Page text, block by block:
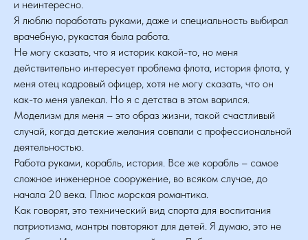
и неинтересно.
Я люблю поработать руками, даже и специальность выбирал
врачебную, рукастая была работа.
Не могу сказать, что я историк какой-то, но меня
действительно интересует проблема флота, история флота, у
меня отец кадровый офицер, хотя не могу сказать, что он
как-то меня увлекал. Но я с детства в этом варился.
Моделизм для меня – это образ жизни, такой счастливый
случай, когда детские желания совпали с профессиональной
деятельностью.
Работа руками, корабль, история. Все же корабль – самое
сложное инженерное сооружение, во всяком случае, до
начала 20 века. Плюс морская романтика.
Как говорят, это технический вид спорта для воспитания
патриотизма, мантры повторяют для детей. Я думаю, это не